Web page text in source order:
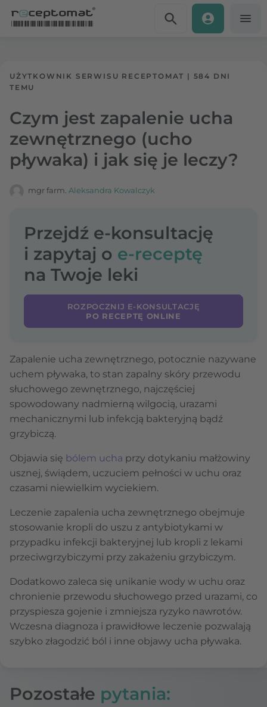
UŻYTKOWNIK SERWISU RECEPTOMAT | 584 DNI
TEMU
Czym jest zapalenie ucha
zewnętrznego (ucho
pływaka) i jak się je leczy?
mgr farm. Aleksandra Kowalczyk
Przejdź e-konsultację
i zapytaj o e-receptę
na Twoje leki
ROZPOCZNIJ E-KONSULTACJĘ
PO RECEPTĘ ONLINE
Zapalenie ucha zewnętrznego, potocznie nazywane
uchem pływaka, to stan zapalny skóry przewodu
słuchowego zewnętrznego, najczęściej
spowodowany nadmierną wilgocią, urazami
mechanicznymi lub infekcją bakteryjną bądź
grzybiczą.
Objawia się bólem ucha przy dotykaniu małżowiny
usznej, świądem, uczuciem pełności w uchu oraz
czasami niewielkim wyciekiem.
Leczenie zapalenia ucha zewnętrznego obejmuje
stosowanie kropli do uszu z antybiotykami w
przypadku infekcji bakteryjnej lub kropli z lekami
przeciwgrzybiczymi przy zakażeniu grzybiczym.
Dodatkowo zaleca się unikanie wody w uchu oraz
chronienie przewodu słuchowego przed urazami, co
przyspiesza gojenie i zmniejsza ryzyko nawrotów.
Wczesna diagnoza i prawidłowe leczenie pozwalają
szybko złagodzić ból i inne objawy ucha pływaka.
Pozostałe pytania: